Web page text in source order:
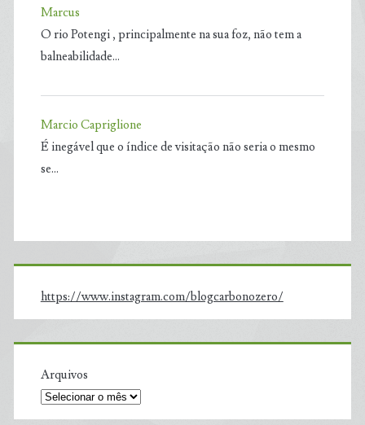
Marcus
O rio Potengi , principalmente na sua foz, não tem a
balneabilidade…
Marcio Capriglione
É inegável que o índice de visitação não seria o mesmo
se…
https://www.instagram.com/blogcarbonozero/
Arquivos